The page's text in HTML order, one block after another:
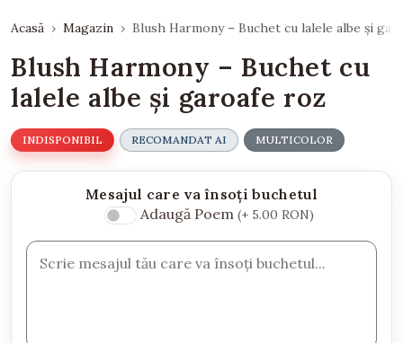
Acasă Magazin Blush Harmony – Buchet cu lalele albe și
Blush Harmony – Buchet cu
lalele albe și garoafe roz
INDISPONIBIL RECOMANDAT AI MULTICOLOR
Mesajul care va însoți buchetul
Adaugă Poem (+ 5.00 RON)